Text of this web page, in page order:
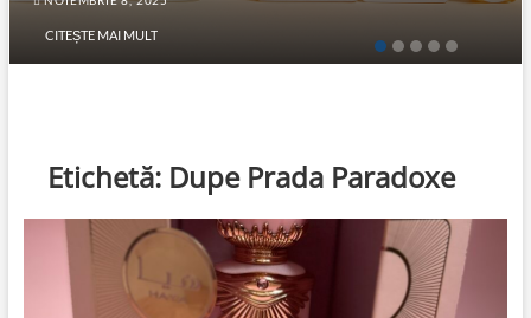
CITEȘTE MAI MULT
Etichetă: Dupe Prada Paradoxe